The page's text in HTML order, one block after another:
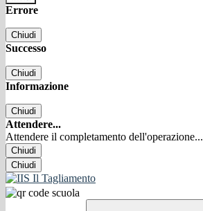
Errore
Chiudi
Successo
Chiudi
Informazione
Chiudi
Attendere...
Attendere il completamento dell'operazione...
Chiudi
Chiudi